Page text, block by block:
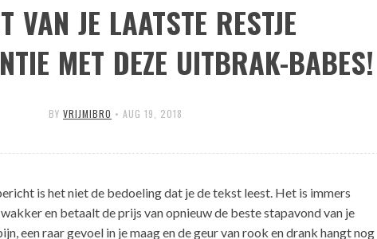
VAN JE LAATSTE RESTJE
MET DEZE UITBRAK-BABES!
BY VRIJMIBRO • AUG 19, 2018
is het niet de bedoeling dat je de tekst leest. Het is immers
en betaalt de prijs van opnieuw de beste stapavond van je
een raar gevoel in je maag en de geur van rook en drank hangt nog